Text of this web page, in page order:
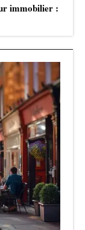
immobilier :